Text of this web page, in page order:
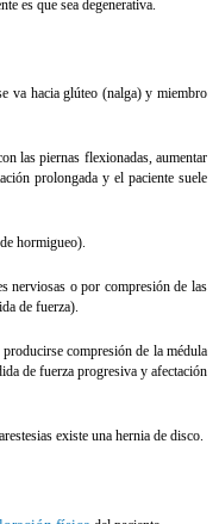
es que sea degenerativa.
va hacia glúteo (nalga) y miembro
las piernas flexionadas, aumentar
prolongada y el paciente suele
hormigueo).
nerviosas o por compresión de las
de fuerza).
compresión de la médula
de fuerza progresiva y afectación
existe una hernia de disco.